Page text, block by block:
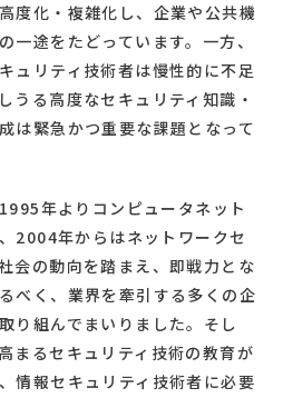
度化・複雑化し、企業や公共機
一途をたどっています。一方、
ュリティ技術者は慢性的に不足
うる高度なセキュリティ知識・
は緊急かつ重要な課題となって
年よりコンピュータネット
2004年からはネットワークセ
会の動向を踏まえ、即戦力とな
べく、業界を牽引する多くの企
り組んでまいりました。そし
まるセキュリティ技術の教育が
情報セキュリティ技術者に必要